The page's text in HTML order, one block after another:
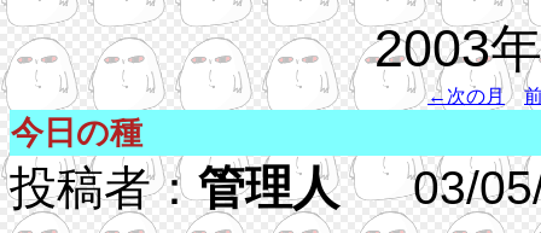
2003
←次の月
今日の種
投稿者：管理人03/05/